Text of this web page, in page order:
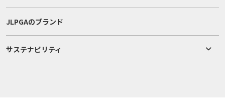
JLPGAのブランド
サステナビリティ